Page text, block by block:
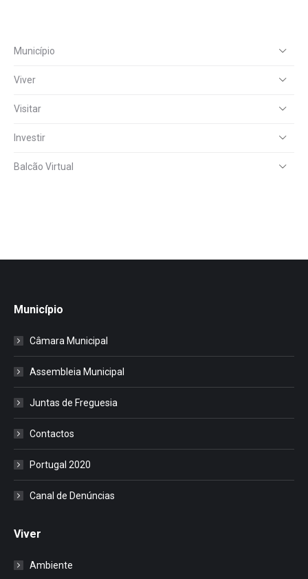
Município
Viver
Visitar
Investir
Balcão Virtual
Município
Câmara Municipal
Assembleia Municipal
Juntas de Freguesia
Contactos
Portugal 2020
Canal de Denúncias
Viver
Ambiente